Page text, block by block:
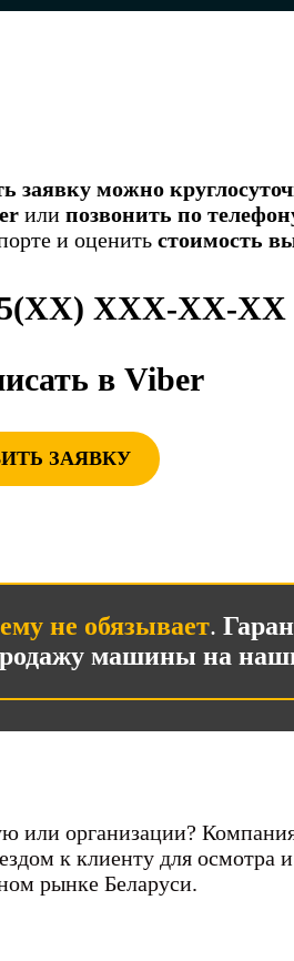
заявку можно
илипозвонить по
и оценитьстоимость
ХХХ-ХХ-ХХ
в Viber
ЗАЯВКУ
не обязывает.
машины на
организации?
к клиенту для осмотра
рынке Беларуси.